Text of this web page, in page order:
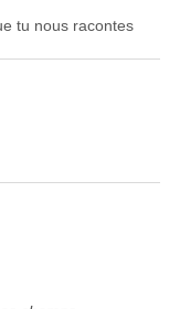
tu nous racontes